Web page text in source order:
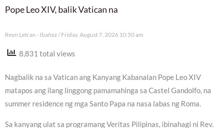
Pope Leo XIV, balik Vatican na
Reyn Letran - Ibañez Friday, August 7, 2026 10:50 am
8,831 total views
Nagbalik na sa Vatican ang Kanyang Kabanalan Pope Leo XIV
matapos ang ilang linggong pamamahinga sa Castel Gandolfo, na
summer residence ng mga Santo Papa na nasa labas ng Roma.
Sa kanyang ulat sa programang Veritas Pilipinas, ibinahagi ni Rev.